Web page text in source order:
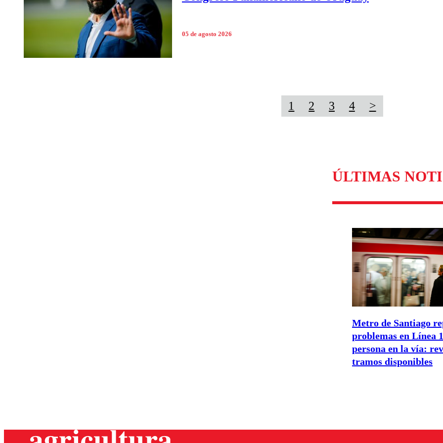
05 de agosto 2026
1 2 3 4 >
ÚLTIMAS
Metro de Santiago
problemas en Línea
persona en la vía:
tramos disponibles